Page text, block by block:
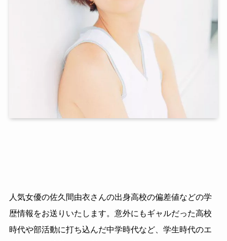
人気女優の佐久間由衣さんの出身高校の偏差値などの学
歴情報をお送りいたします。意外にもギャルだった高校
時代や部活動に打ち込んだ中学時代など、学生時代のエ